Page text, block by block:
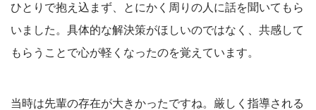
ひとりで抱え込まず、とにかく周りの人に話を聞いてもら
いました。具体的な解決策がほしいのではなく、共感して
もらうことで心が軽くなったのを覚えています。
当時は先輩の存在が大きかったですね。厳しく指導される